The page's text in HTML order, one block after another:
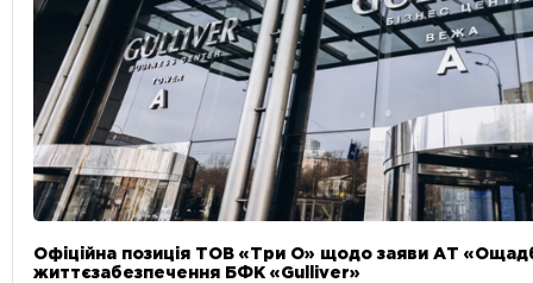
Офіційна позиція ТОВ «Три О» щодо заяви АТ
життєзабезпечення БФК «Gulliver»